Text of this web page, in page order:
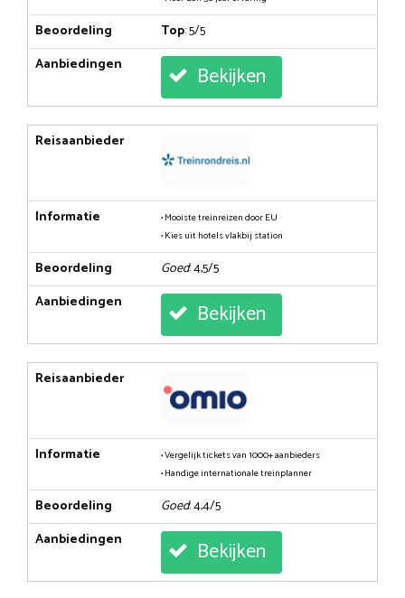
Beoordeling Top: 5/5
Aanbiedingen
Bekijken
Reisaanbieder
Informatie
• Mooiste treinreizen door EU
• Kies uit hotels vlakbij station
Beoordeling Goed: 4,5/5
Aanbiedingen
Bekijken
Reisaanbieder
Informatie
• Vergelijk tickets van 1000+ aanbieders
• Handige internationale treinplanner
Beoordeling Goed: 4,4/5
Aanbiedingen
Bekijken